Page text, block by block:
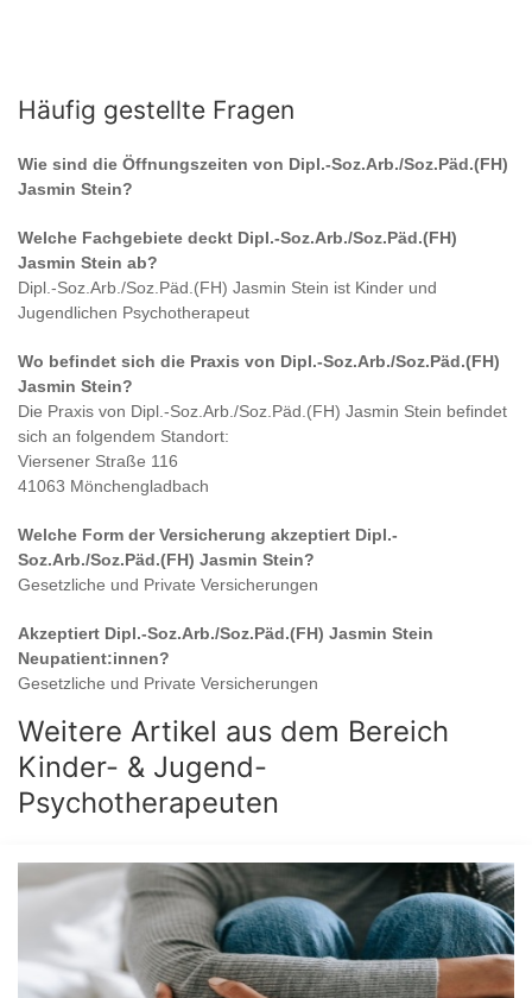
Häufig gestellte Fragen
Wie sind die Öffnungszeiten von Dipl.-Soz.Arb./Soz.Päd.(FH)
Jasmin Stein?
Welche Fachgebiete deckt Dipl.-Soz.Arb./Soz.Päd.(FH)
Jasmin Stein ab?
Dipl.-Soz.Arb./Soz.Päd.(FH) Jasmin Stein ist Kinder und
Jugendlichen Psychotherapeut
Wo befindet sich die Praxis von Dipl.-Soz.Arb./Soz.Päd.(FH)
Jasmin Stein?
Die Praxis von Dipl.-Soz.Arb./Soz.Päd.(FH) Jasmin Stein befindet
sich an folgendem Standort:
Viersener Straße 116
41063 Mönchengladbach
Welche Form der Versicherung akzeptiert Dipl.-
Soz.Arb./Soz.Päd.(FH) Jasmin Stein?
Gesetzliche und Private Versicherungen
Akzeptiert Dipl.-Soz.Arb./Soz.Päd.(FH) Jasmin Stein
Neupatient:innen?
Gesetzliche und Private Versicherungen
Weitere Artikel aus dem Bereich
Kinder- & Jugend-
Psychotherapeuten